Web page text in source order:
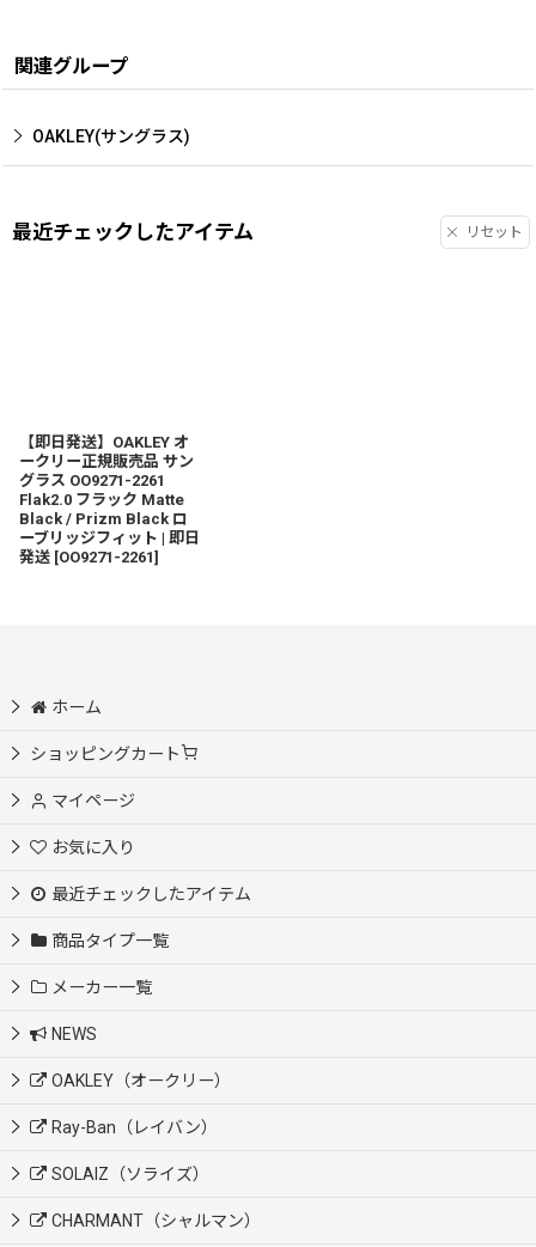
関連グループ
OAKLEY(サングラス)
最近チェックしたアイテム リセット
【即日発送】OAKLEY オ
ークリー正規販売品 サン
グラス OO9271-2261
Flak2.0 フラック Matte
Black / Prizm Black ロ
ーブリッジフィット | 即日
発送 [OO9271-2261]
ホーム
ショッピングカート
マイページ
お気に入り
最近チェックしたアイテム
商品タイプ一覧
メーカー一覧
NEWS
OAKLEY（オークリー）
Ray-Ban（レイバン）
SOLAIZ（ソライズ）
CHARMANT（シャルマン）